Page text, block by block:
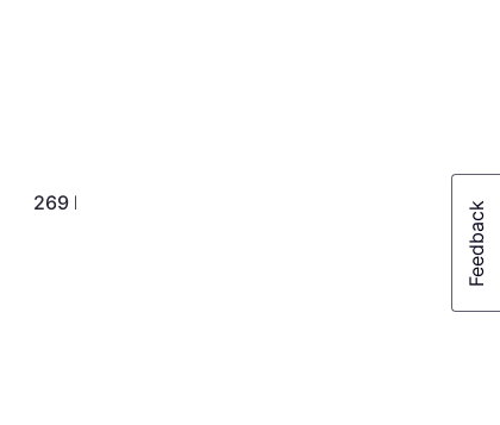
269 kr.
Eller 3 betalinger af 48 kr.